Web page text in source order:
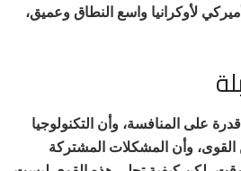
لأوكرانيا واسع النطاق وعميق،
على المنافسة، وأن التكنولوجيا
وأن المشكلات المشتركة